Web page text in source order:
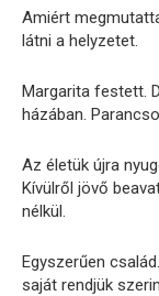
Amiért
látni a helyzetet.
Margarita festett.
házában.
Az életük újra
Kívülről jövő
nélkül.
Egyszerűen
saját rendjük